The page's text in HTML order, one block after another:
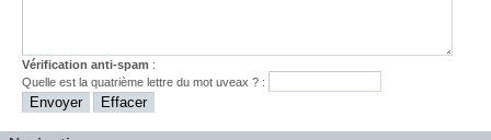
Vérification anti-spam :
Quelle est laquatrième lettre du motuveax ? :